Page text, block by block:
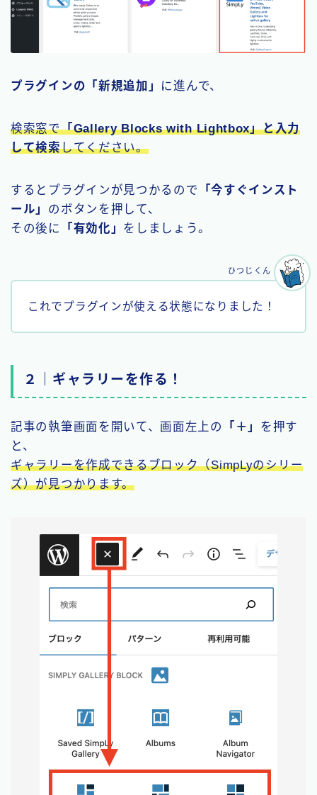
プラグインの「新規追加」 に進んで、
検索窓で「Gallery Blocks with Lightbox」と入力
して検索してください。
するとプラグインが見つかるので 「今すぐインスト
ール」 のボタンを押して、
その後に
「有効化」 をしましょう。
これでプラグインが使える状態になりました！
ひつじくん
２｜ギャラリーを作る！
記事の執筆画面を開いて、画面左上の 「＋」 を押す
と、
ギャラリーを作成できるブロック（SimpLyのシリー
ズ）が見つかります。